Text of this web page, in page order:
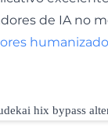
de IA no